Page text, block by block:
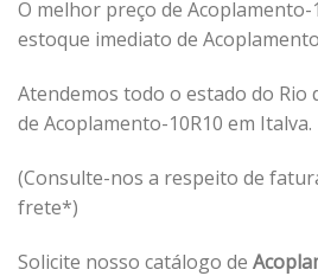
O melhor preço de Acoplamento-
estoque imediato de
Atendemos todo o estado do Rio
de Acoplamento-10R10 em Italva.
(Consulte-nos a respeito de
frete*)
Solicite nosso catálogo de